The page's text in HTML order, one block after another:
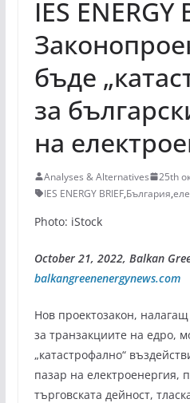
IES ENERGY
бъде
за
на
Analyses & Alternatives 25th
IES ENERGY BRIEF,България,
Photo: iStock
October 21, 2022, Balkan
balkangreenenergynews.com
Нов проектозакон,
за транзакциите на едро,
„катастрофално“
пазар на електроенергия,
търговската дейност,